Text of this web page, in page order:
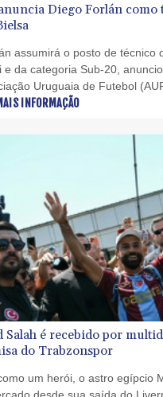
Diego Forlán como
assumirá o posto de técnico
e da categoria Sub-20,
Uruguaia de Futebol
a eliminação na fase de
INFORMAÇÃO
Salah é recebido por
do Trabzonspor
um herói, o astro egípcio